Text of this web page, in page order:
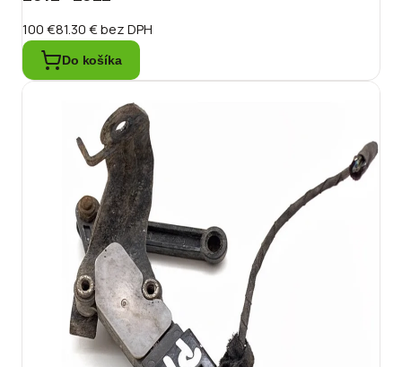
100 €81.30 €bez DPH
Do košíka